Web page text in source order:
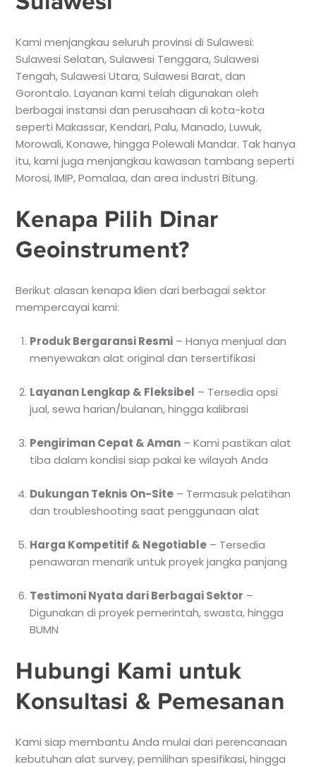
Kami menjangkau seluruh provinsi di Sulawesi:
Sulawesi Selatan, Sulawesi Tenggara, Sulawesi
Tengah, Sulawesi Utara, Sulawesi Barat, dan
Gorontalo. Layanan kami telah digunakan oleh
berbagai instansi dan perusahaan di kota-kota
seperti Makassar, Kendari, Palu, Manado, Luwuk,
Morowali, Konawe, hingga Polewali Mandar. Tak hanya
itu, kami juga menjangkau kawasan tambang seperti
Morosi, IMIP, Pomalaa, dan area industri Bitung.
Kenapa Pilih Dinar
Geoinstrument?
Berikut alasan kenapa klien dari berbagai sektor
mempercayai kami:
Produk Bergaransi Resmi – Hanya menjual dan
menyewakan alat original dan tersertifikasi
Layanan Lengkap & Fleksibel – Tersedia opsi
jual, sewa harian/bulanan, hingga kalibrasi
Pengiriman Cepat & Aman – Kami pastikan alat
tiba dalam kondisi siap pakai ke wilayah Anda
Dukungan Teknis On-Site – Termasuk pelatihan
dan troubleshooting saat penggunaan alat
Harga Kompetitif & Negotiable – Tersedia
penawaran menarik untuk proyek jangka panjang
Testimoni Nyata dari Berbagai Sektor –
Digunakan di proyek pemerintah, swasta, hingga
BUMN
Hubungi Kami untuk
Konsultasi & Pemesanan
Kami siap membantu Anda mulai dari perencanaan
kebutuhan alat survey, pemilihan spesifikasi, hingga